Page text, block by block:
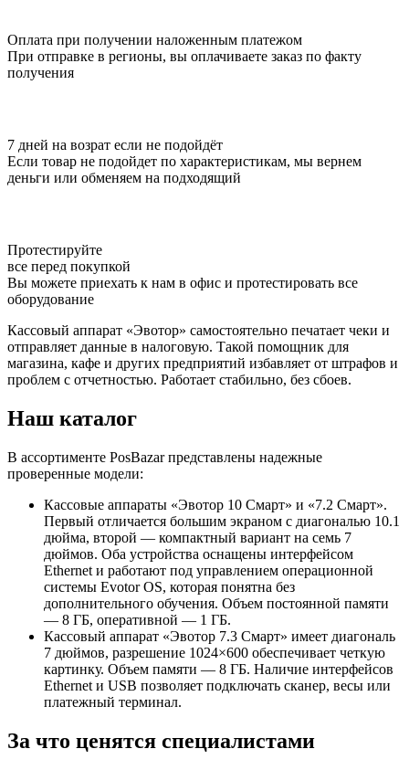
Оплата при получении наложенным платежом
При отправке в регионы, вы оплачиваете заказ по факту
получения
7 дней на возрат если не подойдёт
Если товар не подойдет по характеристикам, мы вернем
деньги или обменяем на подходящий
Протестируйте
все перед покупкой
Вы можете приехать к нам в офис и протестировать все
оборудование
Кассовый аппарат «Эвотор» самостоятельно печатает чеки и
отправляет данные в налоговую. Такой помощник для
магазина, кафе и других предприятий избавляет от штрафов и
проблем с отчетностью. Работает стабильно, без сбоев.
Наш каталог
В ассортименте PosBazar представлены надежные
проверенные модели:
Кассовые аппараты «Эвотор 10 Смарт» и «7.2 Смарт».
Первый отличается большим экраном с диагональю 10.1
дюйма, второй — компактный вариант на семь 7
дюймов. Оба устройства оснащены интерфейсом
Ethernet и работают под управлением операционной
системы Evotor OS, которая понятна без
дополнительного обучения. Объем постоянной памяти
— 8 ГБ, оперативной — 1 ГБ.
Кассовый аппарат «Эвотор 7.3 Смарт» имеет диагональ
7 дюймов, разрешение 1024×600 обеспечивает четкую
картинку. Объем памяти — 8 ГБ. Наличие интерфейсов
Ethernet и USB позволяет подключать сканер, весы или
платежный терминал.
За что ценятся специалистами